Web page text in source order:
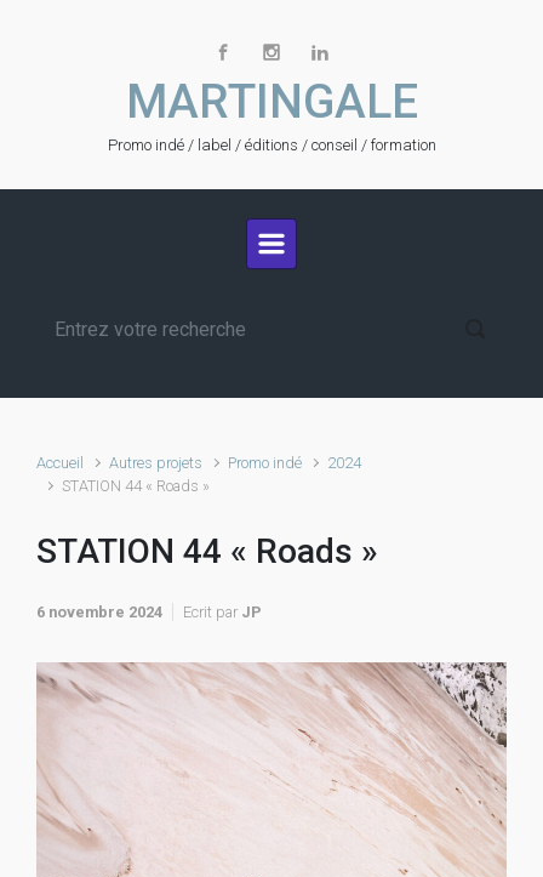
MARTINGALE
Promo indé / label / éditions / conseil / formation
Accueil Autres projets Promo indé
2024
STATION 44 « Roads »
STATION 44 « Roads »
6 novembre 2024 Ecrit par JP